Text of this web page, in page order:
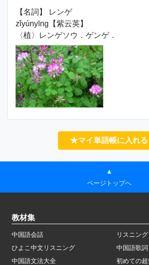
【名詞】 レンゲ
zǐyúnyīng【紫云英】
〈植〉レンゲソウ．ゲンゲ．
★マイ単語帳に入れる
▲
ページトップへ
教材集
中国語会話
リスニング
ひよこ中文リスニング
中国語歌詞
中国語文法大全
初めての超